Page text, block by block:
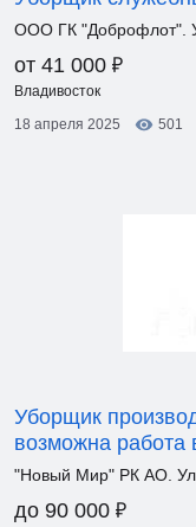
ООО ГК "Доброфлот".
от 41 000 ₽
Владивосток
18 апреля 2025
501
Уборщик
возможна работа
"Новый Мир" РК АО.
до 90 000 ₽